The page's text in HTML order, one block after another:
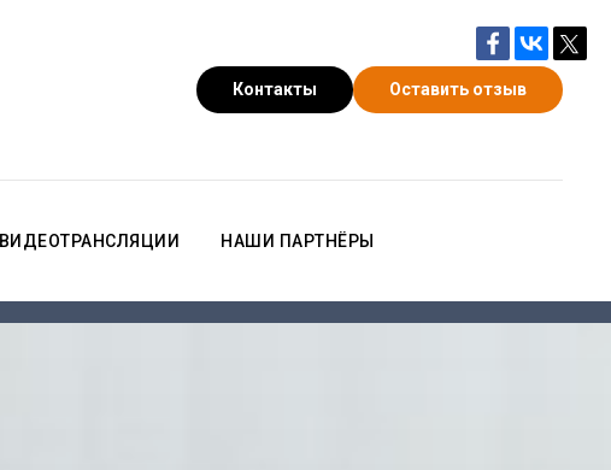
Контакты Оставить отзыв
ВИДЕОТРАНСЛЯЦИИ НАШИ ПАРТНЁРЫ